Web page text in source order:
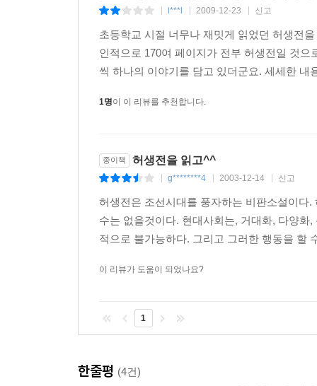
l***l 2009-12-23 신고
초등학교 시절 너무나 재밋게 읽었던 허생전
인적으로 170여 페이지가 전부 허생전일 것
씩 하나의 이야기를 담고 있더군요. 세세한
1명이 이 리뷰를 추천합니다.
종이책 허생전을 읽고^^
g********4 2003-12-14 신고
허생전은 조선시대를 풍자하는 비판소설이다
수는 없을것이다. 현대사회는, 거대화, 다양
적으로 불가능하다. 그리고 그러한 행동을 할
이 리뷰가 도움이 되었나요?
1
한줄평 (4건)